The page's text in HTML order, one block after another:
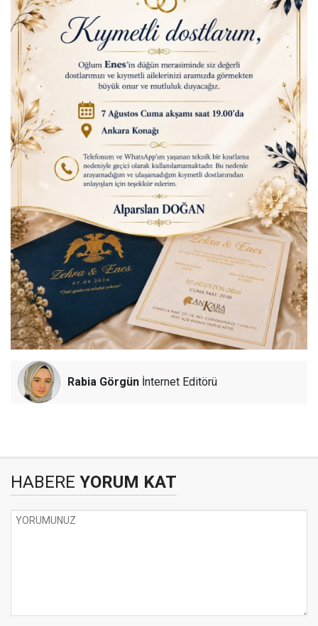
Rabia Görgün İnternet Editörü
HABERE YORUM KAT